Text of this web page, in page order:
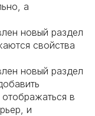
а
новый раздел
свойства
новый раздел
в
и